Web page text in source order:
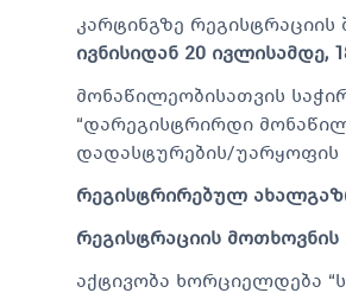
კარტინგზე
ივნისიდან 20 ივლისამდე,
მონაწილეობისათვის
“დარეგისტრირდი
დადასტურების/უარყოფის
რეგისტრირებულ
რეგისტრაციის
აქტივობა ხორციელდება